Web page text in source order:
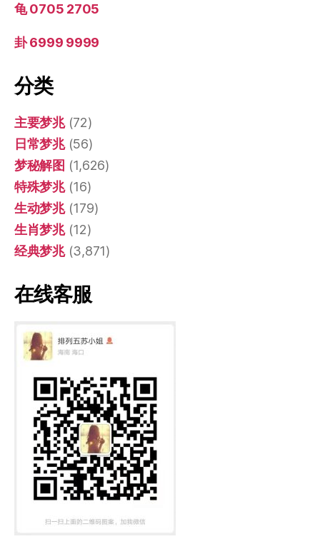
龟 0705 2705
卦 6999 9999
分类
主要梦兆(72)
日常梦兆(56)
梦秘解图 (1,626)
特殊梦兆(16)
生动梦兆(179)
生肖梦兆(12)
经典梦兆(3,871)
在线客服